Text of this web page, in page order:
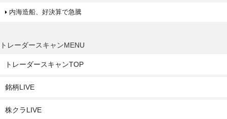
内海造船、好決算で急騰
トレーダースキャンMENU
トレーダースキャンTOP
銘柄LIVE
株クラLIVE